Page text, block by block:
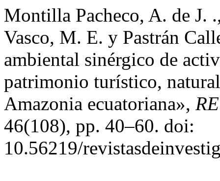
Montilla Pacheco, A. de J.
Vasco, M. E. y Pastrán
ambiental sinérgico de
patrimonio turístico,
Amazonia ecuatoriana»,
46(108), pp. 40–60. doi:
10.56219/